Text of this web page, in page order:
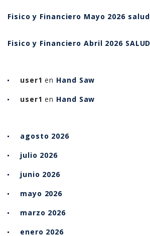
Fisico y Financiero Mayo 2026 salud
Fisico y Financiero Abril 2026 SALUD
user1 en Hand Saw
user1 en Hand Saw
agosto 2026
julio 2026
junio 2026
mayo 2026
marzo 2026
enero 2026